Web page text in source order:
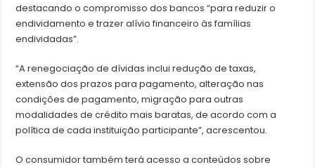
destacando o compromisso dos bancos “para reduzir o
endividamento e trazer alívio financeiro às famílias
endividadas”.
“A renegociação de dívidas inclui redução de taxas,
extensão dos prazos para pagamento, alteração nas
condições de pagamento, migração para outras
modalidades de crédito mais baratas, de acordo com a
política de cada instituição participante”, acrescentou.
O consumidor também terá acesso a conteúdos sobre